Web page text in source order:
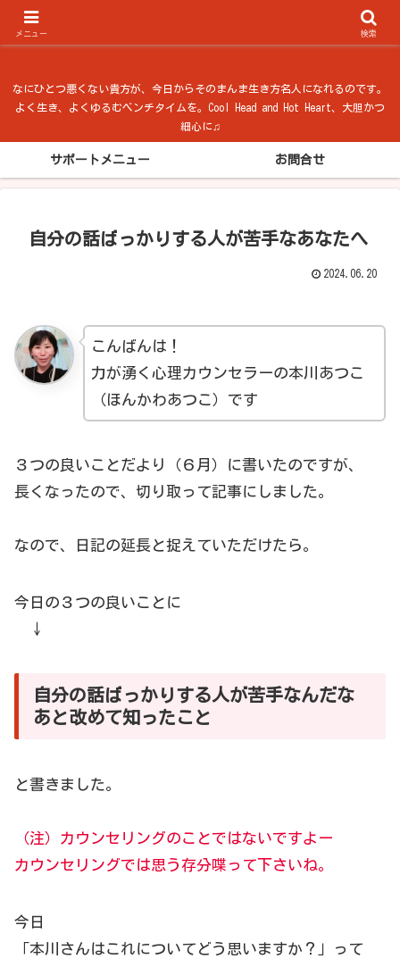
なにひとつ悪くない貴方が、今日からそのまんま生き方名人になれるのです。
よく生き、よくゆるむベンチタイムを。Cool Head and Hot Heart、大胆かつ
細心に♫
サポートメニュー お問合せ
自分の話ばっかりする人が苦手なあなたへ
2024.06.20
こんばんは！
力が湧く心理カウンセラーの本川あつこ
（ほんかわあつこ）です
３つの良いことだより（６月）に書いたのですが、
長くなったので、切り取って記事にしました。
なので、日記の延長と捉えていただけたら。
今日の３つの良いことに
↓
自分の話ばっかりする人が苦手なんだな
あと改めて知ったこと
と書きました。
（注）カウンセリングのことではないですよー
カウンセリングでは思う存分喋って下さいね。
今日
「本川さんはこれについてどう思いますか？」って
メニュー 検索